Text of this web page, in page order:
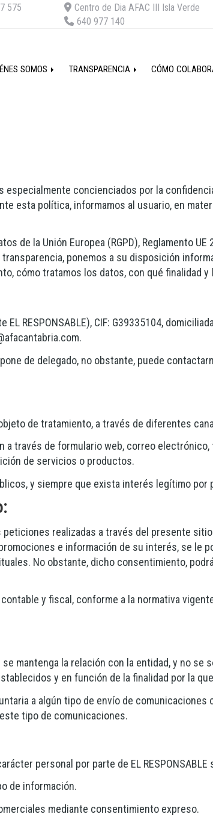
575
Centro de Dia AFAC III Isla Verde
640 977 140
SOMOS TRANSPARENCIA CÓMO
especialmente concienciados por la
esta política, informamos al usuario, en
de la Unión Europea (RGPD), Reglamento
ponemos a su disposición
cómo tratamos los datos, con qué finalidad
EL RESPONSABLE), CIF: G39335104,
.
de delegado, no obstante, puede
de tratamiento, a través de diferentes
través de formulario web, correo
de servicios o productos.
y siempre que exista interés legítimo por
peticiones realizadas a través del presente
e información de su interés, se le
No obstante, dicho consentimiento,
y fiscal, conforme a la normativa
mantenga la relación con la entidad, y no se
y en función de la finalidad por la
a algún tipo de envío de comunicaciones
tipo de comunicaciones.
personal por parte de EL RESPONSABLE
de información.
mediante consentimiento expreso.